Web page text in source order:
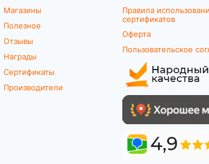
Магазины
Полезное
Отзывы
Награды
Сертификаты
Производители
Правила
сертификатов
Оферта
Пользовательское